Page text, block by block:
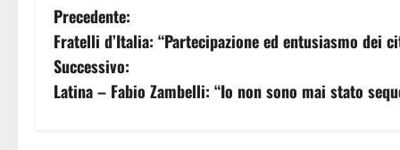
N
a
v
Precedente:
Fratelli d’Italia: “Partecipazione ed entusiasmo dei
Successivo:
Latina – Fabio Zambelli: “Io non sono mai stato